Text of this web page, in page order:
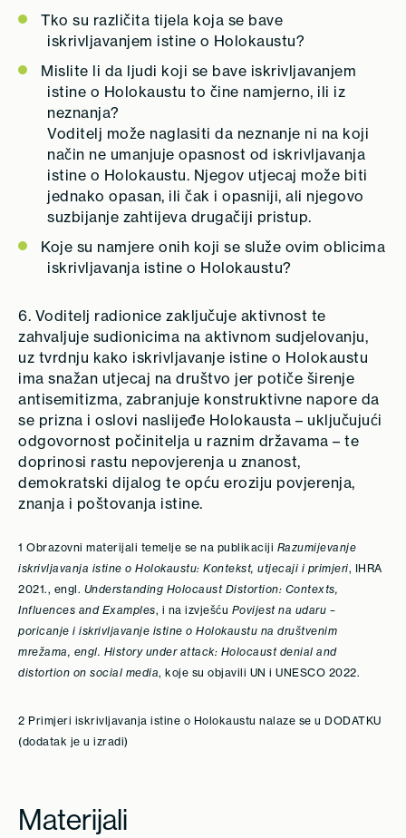
Tko su različita tijela koja se bave
iskrivljavanjem istine o Holokaustu?
Mislite li da ljudi koji se bave iskrivljavanjem
istine o Holokaustu to čine namjerno, ili iz
neznanja?
Voditelj može naglasiti da neznanje ni na koji
način ne umanjuje opasnost od iskrivljavanja
istine o Holokaustu. Njegov utjecaj može biti
jednako opasan, ili čak i opasniji, ali njegovo
suzbijanje zahtijeva drugačiji pristup.
Koje su namjere onih koji se služe ovim oblicima
iskrivljavanja istine o Holokaustu?
6. Voditelj radionice zaključuje aktivnost te
zahvaljuje sudionicima na aktivnom sudjelovanju,
uz tvrdnju kako iskrivljavanje istine o Holokaustu
ima snažan utjecaj na društvo jer potiče širenje
antisemitizma, zabranjuje konstruktivne napore da
se prizna i oslovi naslijeđe Holokausta – uključujući
odgovornost počinitelja u raznim državama – te
doprinosi rastu nepovjerenja u znanost,
demokratski dijalog te opću eroziju povjerenja,
znanja i poštovanja istine.
1 Obrazovni materijali temelje se na publikaciji Razumijevanje
iskrivljavanja istine o Holokaustu: Kontekst, utjecaji i primjeri, IHRA
2021., engl. Understanding Holocaust Distortion: Contexts,
Influences and Examples, i na izvješću Povijest na udaru –
poricanje i iskrivljavanje istine o Holokaustu na društvenim
mrežama, engl. History under attack: Holocaust denial and
distortion on social media, koje su objavili UN i UNESCO 2022.
2 Primjeri iskrivljavanja istine o Holokaustu nalaze se u DODATKU
(dodatak je u izradi)
Materijali